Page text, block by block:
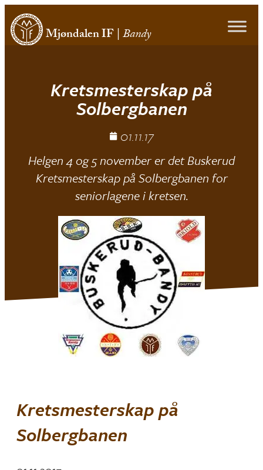
Mjøndalen IF|Bandy
Kretsmesterskap på
Solbergbanen
01.11.17
Helgen 4 og 5 november er det Buskerud
Kretsmesterskap på Solbergbanen for
seniorlagene i kretsen.
Kretsmesterskap på
Solbergbanen